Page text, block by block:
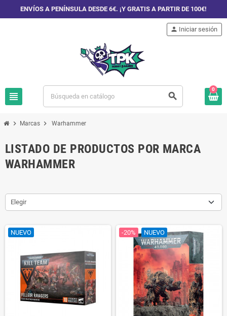
ENVÍOS A PENÍNSULA DESDE 6€. ¡Y GRATIS A PARTIR DE 100€!
view_headline search
person Iniciar sesión
0
chevron_right Marcas chevron_right Warhammer
LISTADO DE PRODUCTOS POR MARCA
WARHAMMER
Elegir
NUEVO -20% NUEVO